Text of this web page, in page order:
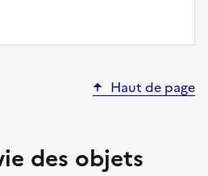
Haut de page
des objets